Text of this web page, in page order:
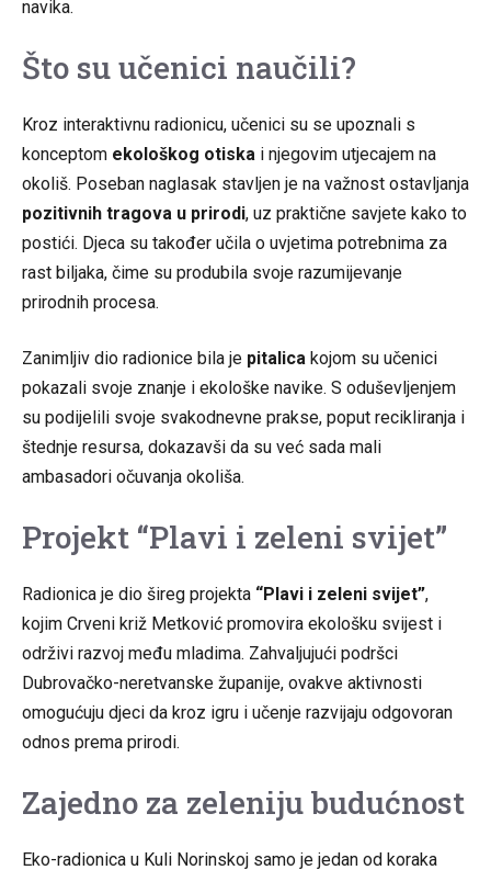
navika.
Što su učenici naučili?
Kroz interaktivnu radionicu, učenici su se upoznali s
konceptom ekološkog otiska i njegovim utjecajem na
okoliš. Poseban naglasak stavljen je na važnost ostavljanja
pozitivnih tragova u prirodi, uz praktične savjete kako to
postići. Djeca su također učila o uvjetima potrebnima za
rast biljaka, čime su produbila svoje razumijevanje
prirodnih procesa.
Zanimljiv dio radionice bila je pitalica kojom su učenici
pokazali svoje znanje i ekološke navike. S oduševljenjem
su podijelili svoje svakodnevne prakse, poput recikliranja i
štednje resursa, dokazavši da su već sada mali
ambasadori očuvanja okoliša.
Projekt “Plavi i zeleni svijet”
Radionica je dio šireg projekta “Plavi i zeleni svijet”,
kojim Crveni križ Metković promovira ekološku svijest i
održivi razvoj među mladima. Zahvaljujući podršci
Dubrovačko-neretvanske županije, ovakve aktivnosti
omogućuju djeci da kroz igru i učenje razvijaju odgovoran
odnos prema prirodi.
Zajedno za zeleniju budućnost
Eko-radionica u Kuli Norinskoj samo je jedan od koraka